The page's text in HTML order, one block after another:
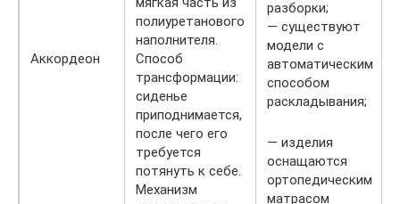
Аккордеон
полиуретанового
наполнителя.
Способ
трансформации:
сиденье
приподнимается,
после чего его
требуется
потянуть к себе.
Механизм
разборки;
— существуют
модели с
автоматическим
способом
раскладывания;
— изделия
оснащаются
ортопедическим
матрасом